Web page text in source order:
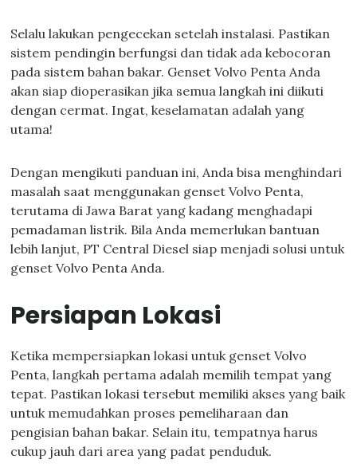
Selalu lakukan pengecekan setelah instalasi. Pastikan
sistem pendingin berfungsi dan tidak ada kebocoran
pada sistem bahan bakar. Genset Volvo Penta Anda
akan siap dioperasikan jika semua langkah ini diikuti
dengan cermat. Ingat, keselamatan adalah yang
utama!
Dengan mengikuti panduan ini, Anda bisa menghindari
masalah saat menggunakan genset Volvo Penta,
terutama di Jawa Barat yang kadang menghadapi
pemadaman listrik. Bila Anda memerlukan bantuan
lebih lanjut, PT Central Diesel siap menjadi solusi untuk
genset Volvo Penta Anda.
Persiapan Lokasi
Ketika mempersiapkan lokasi untuk genset Volvo
Penta, langkah pertama adalah memilih tempat yang
tepat. Pastikan lokasi tersebut memiliki akses yang baik
untuk memudahkan proses pemeliharaan dan
pengisian bahan bakar. Selain itu, tempatnya harus
cukup jauh dari area yang padat penduduk.